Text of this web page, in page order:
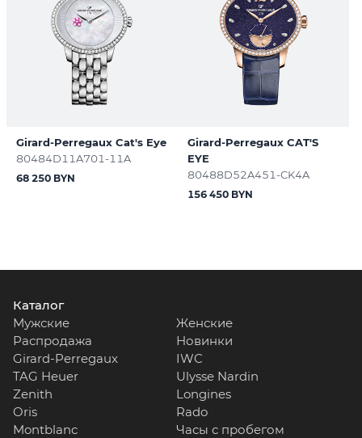
Girard-Perregaux Cat's Eye
80484D11A701-11A
68 250 BYN
Girard-Perregaux CAT'S
EYE
80488D52A451-CK4A
156 450 BYN
Каталог
Мужские
Женские
Распродажа
Новинки
Girard-Perregaux
IWC
TAG Heuer
Ulysse Nardin
Zenith
Longines
Oris
Rado
Montblanc
Часы с пробегом